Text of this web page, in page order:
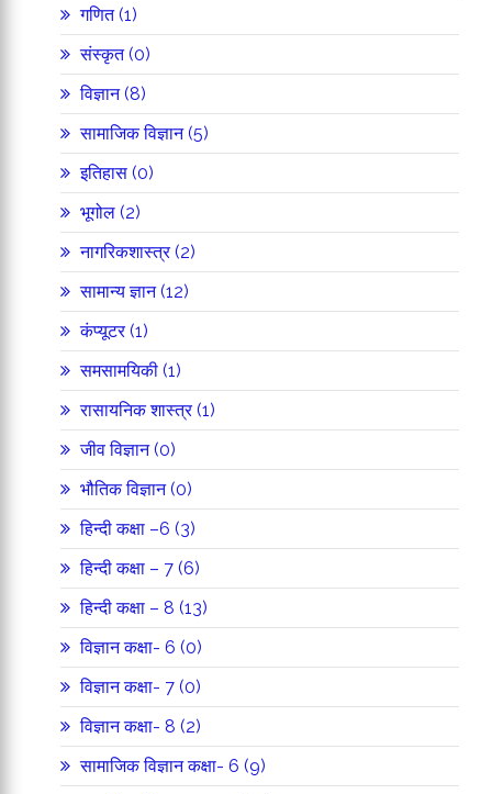
गणित (1)
संस्कृत (0)
विज्ञान (8)
सामाजिक विज्ञान (5)
इतिहास (0)
भूगोल (2)
नागरिकशास्त्र (2)
सामान्य ज्ञान (12)
कंप्यूटर (1)
समसामयिकी (1)
रासायनिक शास्त्र (1)
जीव विज्ञान (0)
भौतिक विज्ञान (0)
हिन्दी कक्षा –6 (3)
हिन्दी कक्षा – 7 (6)
हिन्दी कक्षा – 8 (13)
विज्ञान कक्षा- 6 (0)
विज्ञान कक्षा- 7 (0)
विज्ञान कक्षा- 8 (2)
सामाजिक विज्ञान कक्षा- 6 (9)